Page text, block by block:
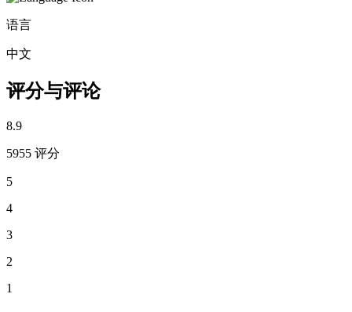
语言
中文
评分与评论
8.9
5955 评分
5
4
3
2
1